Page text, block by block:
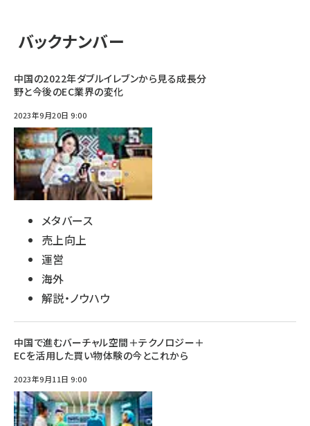
バックナンバー
中国の2022年ダブルイレブンから見る成長分
野と今後のEC業界の変化
2023年9月20日 9:00
メタバース
売上向上
運営
海外
解説・ノウハウ
中国で進むバーチャル空間＋テクノロジー＋
ECを活用した買い物体験の今とこれから
2023年9月11日 9:00